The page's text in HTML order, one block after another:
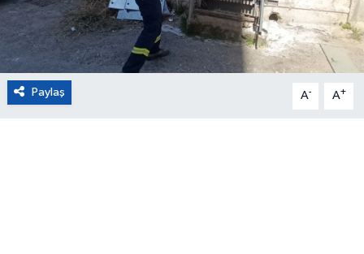
Paylaş A- A+
Turizm
Çevre